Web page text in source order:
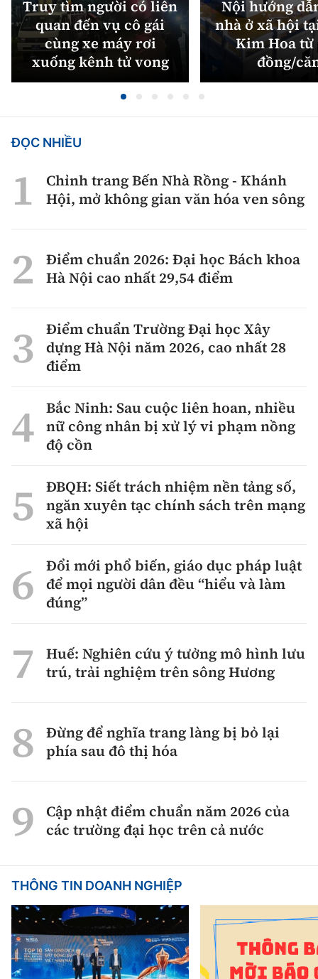
Truy tìm người có liên
quan đến vụ cô gái
cùng xe máy rơi
xuống kênh tử vong
Nội hướng
nhà ở xã hội
Kim Hoa từ
đồng/
ĐỌC NHIỀU
Chỉnh trang Bến Nhà Rồng - Khánh
Hội, mở không gian văn hóa ven sông
Điểm chuẩn 2026: Đại học Bách khoa
Hà Nội cao nhất 29,54 điểm
Điểm chuẩn Trường Đại học Xây
dựng Hà Nội năm 2026, cao nhất 28
điểm
Bắc Ninh: Sau cuộc liên hoan, nhiều
nữ công nhân bị xử lý vi phạm nồng
độ cồn
ĐBQH: Siết trách nhiệm nền tảng số,
ngăn xuyên tạc chính sách trên mạng
xã hội
Đổi mới phổ biến, giáo dục pháp luật
để mọi người dân đều “hiểu và làm
đúng”
Huế: Nghiên cứu ý tưởng mô hình lưu
trú, trải nghiệm trên sông Hương
Đừng để nghĩa trang làng bị bỏ lại
phía sau đô thị hóa
Cập nhật điểm chuẩn năm 2026 của
các trường đại học trên cả nước
THÔNG TIN DOANH NGHIỆP